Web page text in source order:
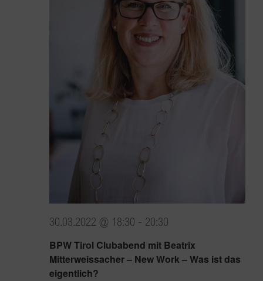
BPW Tirol Clubabend mit Beatrix
Mitterweissacher – New Work – Was ist das
eigentlich?
30.03.2022 @ 18:30 - 20:30